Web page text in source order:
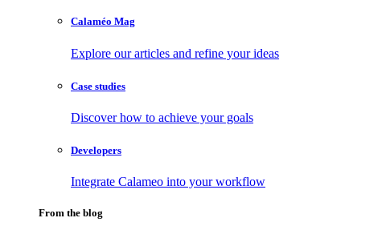
Calaméo Mag
Explore our articles and refine your ideas
Case studies
Discover how to achieve your goals
Developers
Integrate Calameo into your workflow
From the blog